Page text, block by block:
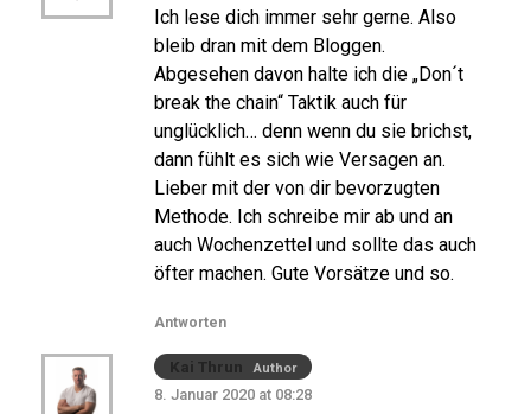
Ich lese dich immer sehr gerne. Also
bleib dran mit dem Bloggen.
Abgesehen davon halte ich die „Don´t
break the chain“ Taktik auch für
unglücklich… denn wenn du sie brichst,
dann fühlt es sich wie Versagen an.
Lieber mit der von dir bevorzugten
Methode. Ich schreibe mir ab und an
auch Wochenzettel und sollte das auch
öfter machen. Gute Vorsätze und so.
Antworten
Kai Thrun Author
8. Januar 2020 at 08:28